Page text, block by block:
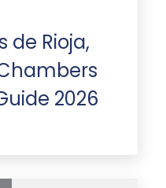
de Rioja,
2026